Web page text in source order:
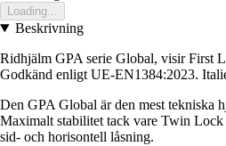
Loading...
Beskrivning
Ridhjälm GPA serie Global, visir First
Godkänd enligt UE-EN1384:2023.
Den GPA Global är den mest tekniska
Maximalt stabilitet tack vare Twin Lock
sid- och horisontell låsning.